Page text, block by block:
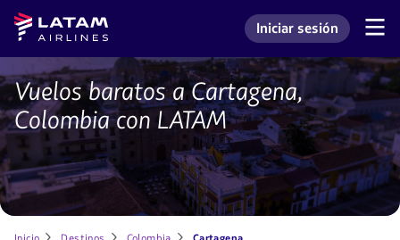
Saltar
menú.
Saltar al
contenido
principal.
Navegación
secciones
de
usuario.
Latam
Airlines
Ingresar a mi cuenta
Iniciar sesión
Vuelos
a
Cartagena
Vuelos baratos a Cartagena,
Colombia con LATAM